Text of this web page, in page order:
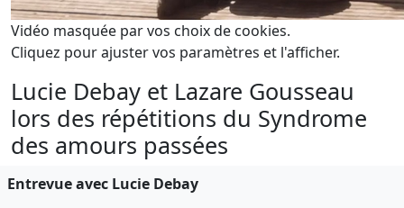
Vidéo masquée par vos choix de cookies.
Cliquez pour ajuster vos paramètres et l'afficher.
Lucie Debay et Lazare Gousseau
lors des répétitions du Syndrome
des amours passées
Entrevue avec Lucie Debay